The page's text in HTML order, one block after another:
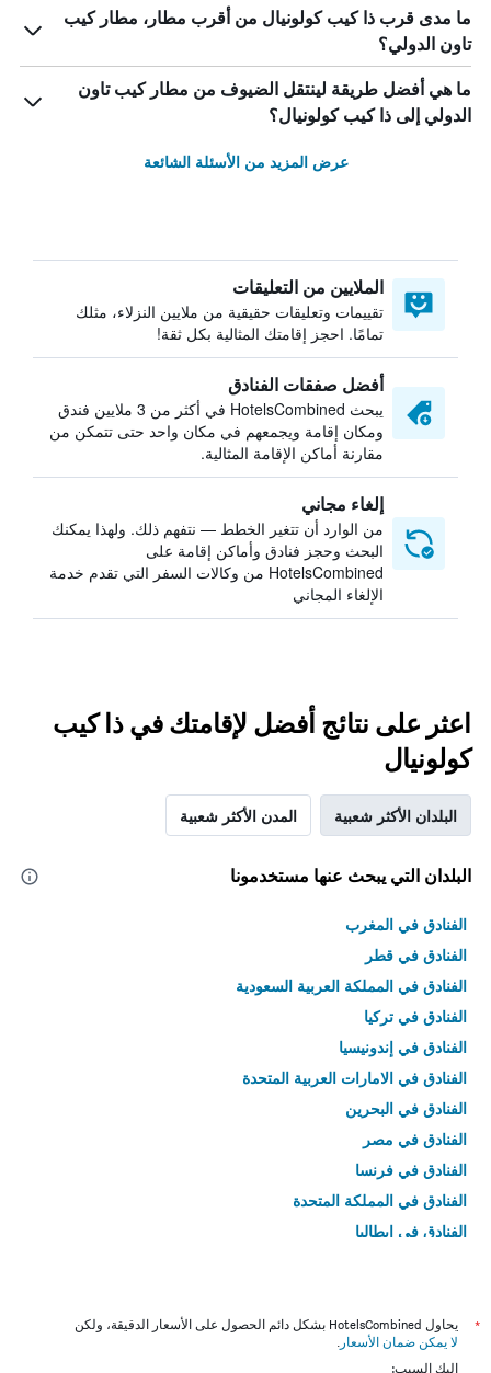
ما مدى قرب ذا كيب كولونيال من أقرب مطار، مطار كيب
تاون الدولي؟
ما هي أفضل طريقة لينتقل الضيوف من مطار كيب تاون
الدولي إلى ذا كيب كولونيال؟
عرض المزيد من الأسئلة الشائعة
الملايين من التعليقات
تقييمات وتعليقات حقيقية من ملايين النزلاء، مثلك
تمامًا. احجز إقامتك المثالية بكل ثقة!
أفضل صفقات الفنادق
يبحث HotelsCombined في أكثر من 3 ملايين فندق
ومكان إقامة ويجمعهم في مكان واحد حتى تتمكن من
مقارنة أماكن الإقامة المثالية.
إلغاء مجاني
من الوارد أن تتغير الخطط — نتفهم ذلك. ولهذا يمكنك
البحث وحجز فنادق وأماكن إقامة على
HotelsCombined من وكالات السفر التي تقدم خدمة
الإلغاء المجاني
اعثر على نتائج أفضل لإقامتك في ذا كيب
كولونيال
البلدان الأكثر شعبية المدن الأكثر شعبية
البلدان التي يبحث عنها مستخدمونا
الفنادق في المغرب
الفنادق في قطر
الفنادق في المملكة العربية السعودية
الفنادق في تركيا
الفنادق في إندونيسيا
الفنادق في الامارات العربية المتحدة
الفنادق في البحرين
الفنادق في مصر
الفنادق في فرنسا
الفنادق في المملكة المتحدة
الفنادق في إيطاليا
*
يحاول HotelsCombined بشكل دائم الحصول على الأسعار الدقيقة، ولكن
لا يمكن ضمان الأسعار .
إليك السبب: